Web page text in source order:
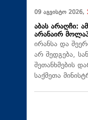
09 აგვისტო 2026,
აბას არაღჩი:
არანაირ
ირანსა და
არ შედგება,
შეთანხმების
საქმეთა